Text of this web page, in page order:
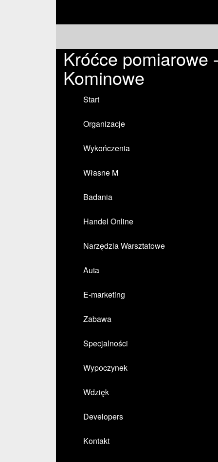
Króćce pomiarowe
Kominowe
Start
Organizacje
Wykończenia
Własne M
Badania
Handel Online
Narzędzia Warsztatowe
Auta
E-marketing
Zabawa
Specjalności
Wypoczynek
Wdzięk
Developers
Kontakt